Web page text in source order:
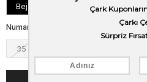
Bej
Numara
35